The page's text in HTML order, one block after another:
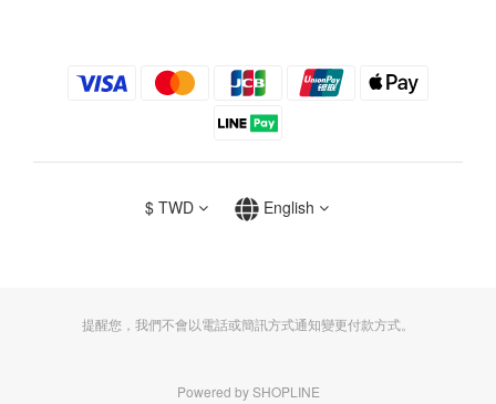
$ TWD English
提醒您，我們不會以電話或簡訊方式通知變更付款方式。
Powered by SHOPLINE